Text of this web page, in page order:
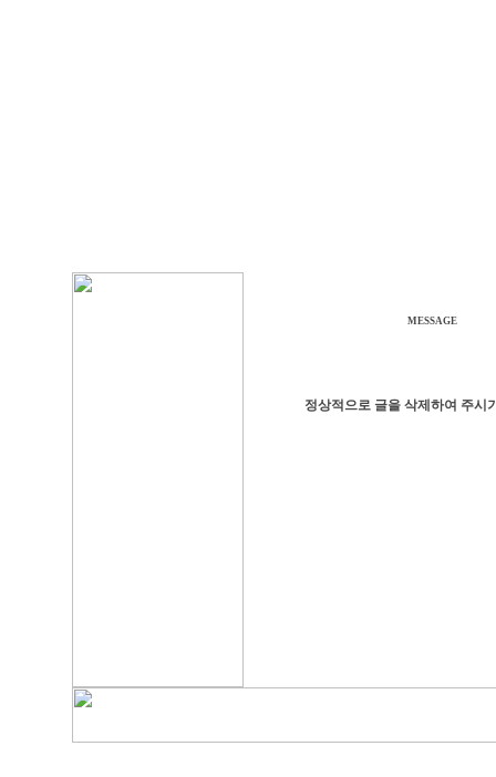
MESSAGE
정상적으로 글을 삭제하여 주시